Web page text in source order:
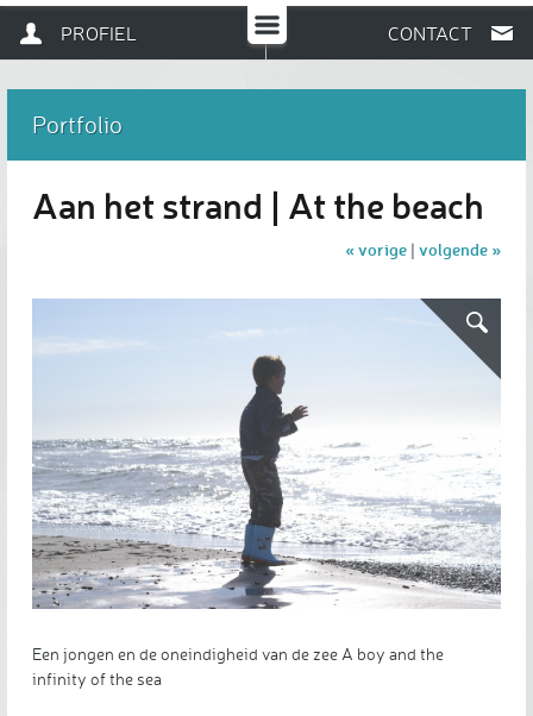
PROFIEL CONTACT
Portfolio
Aan het strand | At the beach
« vorige| volgende »
Een jongen en de oneindigheid van de zee A boy and the
infinity of the sea